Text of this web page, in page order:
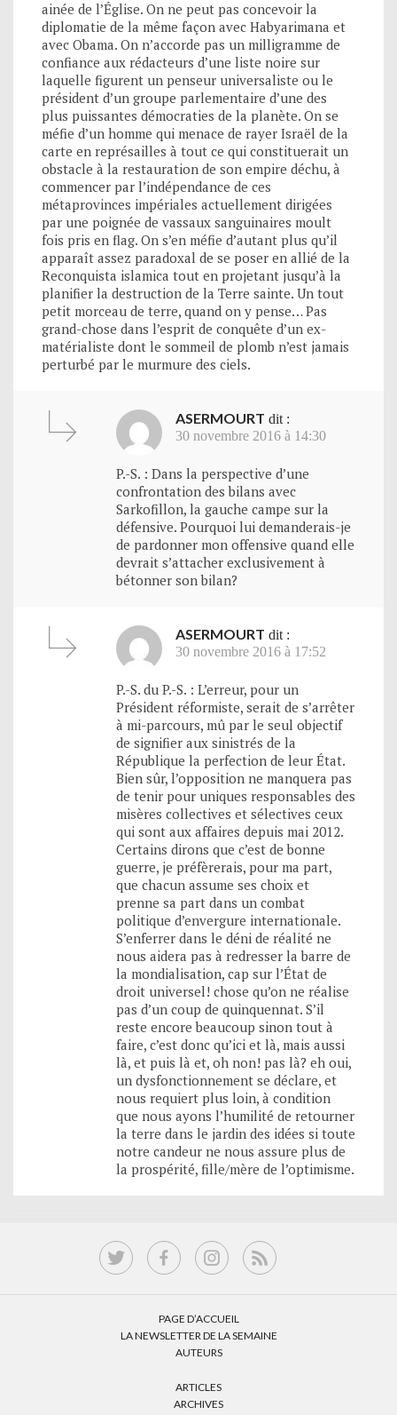
ainée de l’Église. On ne peut pas concevoir la
diplomatie de la même façon avec Habyarimana et
avec Obama. On n’accorde pas un milligramme de
confiance aux rédacteurs d’une liste noire sur
laquelle figurent un penseur universaliste ou le
président d’un groupe parlementaire d’une des
plus puissantes démocraties de la planète. On se
méfie d’un homme qui menace de rayer Israël de la
carte en représailles à tout ce qui constituerait un
obstacle à la restauration de son empire déchu, à
commencer par l’indépendance de ces
métaprovinces impériales actuellement dirigées
par une poignée de vassaux sanguinaires moult
fois pris en flag. On s’en méfie d’autant plus qu’il
apparaît assez paradoxal de se poser en allié de la
Reconquista islamica tout en projetant jusqu’à la
planifier la destruction de la Terre sainte. Un tout
petit morceau de terre, quand on y pense… Pas
grand-chose dans l’esprit de conquête d’un ex-
matérialiste dont le sommeil de plomb n’est jamais
perturbé par le murmure des ciels.
ASERMOURT dit :
30 novembre 2016 à 14:30
P.-S. : Dans la perspective d’une
confrontation des bilans avec
Sarkofillon, la gauche campe sur la
défensive. Pourquoi lui demanderais-je
de pardonner mon offensive quand elle
devrait s’attacher exclusivement à
bétonner son bilan?
ASERMOURT dit :
30 novembre 2016 à 17:52
P.-S. du P.-S. : L’erreur, pour un
Président réformiste, serait de s’arrêter
à mi-parcours, mû par le seul objectif
de signifier aux sinistrés de la
République la perfection de leur État.
Bien sûr, l’opposition ne manquera pas
de tenir pour uniques responsables des
misères collectives et sélectives ceux
qui sont aux affaires depuis mai 2012.
Certains dirons que c’est de bonne
guerre, je préfèrerais, pour ma part,
que chacun assume ses choix et
prenne sa part dans un combat
politique d’envergure internationale.
S’enferrer dans le déni de réalité ne
nous aidera pas à redresser la barre de
la mondialisation, cap sur l’État de
droit universel! chose qu’on ne réalise
pas d’un coup de quinquennat. S’il
reste encore beaucoup sinon tout à
faire, c’est donc qu’ici et là, mais aussi
là, et puis là et, oh non! pas là? eh oui,
un dysfonctionnement se déclare, et
nous requiert plus loin, à condition
que nous ayons l’humilité de retourner
la terre dans le jardin des idées si toute
notre candeur ne nous assure plus de
la prospérité, fille/mère de l’optimisme.
PAGE D’ACCUEIL
LA NEWSLETTER DE LA SEMAINE
AUTEURS
ARTICLES
ARCHIVES